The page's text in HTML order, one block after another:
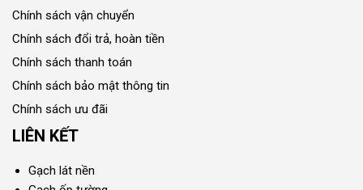
Chính sách vận chuyển
Chính sách đổi trả, hoàn tiền
Chính sách thanh toán
Chính sách bảo mật thông tin
Chính sách ưu đãi
LIÊN KẾT
Gạch lát nền